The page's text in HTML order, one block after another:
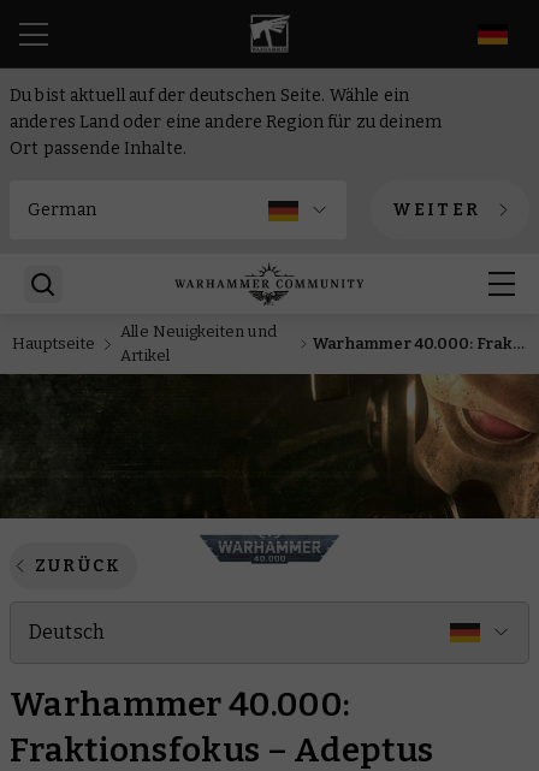
Du bist aktuell auf der deutschen Seite. Wähle ein
anderes Land oder eine andere Region für zu deinem
Ort passende Inhalte.
WEITER
Hauptseite
Alle Neuigkeiten und
Artikel
Warhammer 40.000: Fraktionsfokus – Adeptus Custodes
ZURÜCK
Deutsch
Warhammer 40.000:
Fraktionsfokus – Adeptus